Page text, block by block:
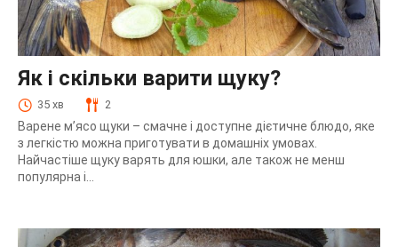
Як і скільки варити щуку?
35 хв 2
Варене м’ясо щуки – смачне і доступне дієтичне блюдо, яке
з легкістю можна приготувати в домашніх умовах.
Найчастіше щуку варять для юшки, але також не менш
популярна і...